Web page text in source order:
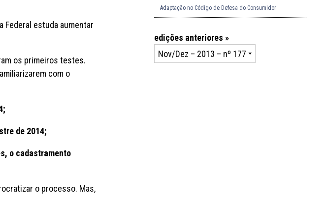
Federal estuda aumentar
os primeiros testes.
com o
de 2014;
o cadastramento
o processo. Mas,
Adaptação no Código de Defesa do Consumidor
edições anteriores »